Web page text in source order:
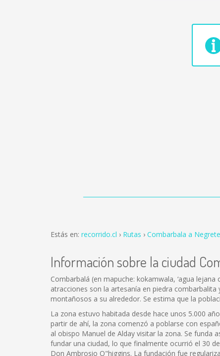
Estás en: recorrido.cl Rutas Combarbala a Negrete
Información sobre la ciudad
Combarbalá (en mapuche: kokamwala, ‘agua
atracciones son la artesanía en piedra
montañosos a su alrededor. Se estima que la
La zona estuvo habitada desde hace unos 5.000
partir de ahí, la zona comenzó a poblarse con
al obispo Manuel de Alday visitar la zona. Se funda
fundar una ciudad, lo que finalmente ocurrió el 30
Don Ambrosio O"higgins. La fundación fue